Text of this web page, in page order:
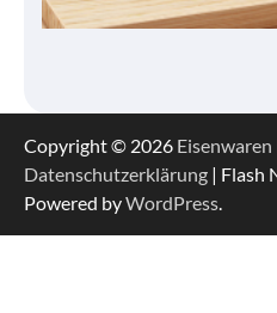
Copyright © 2026 Eisenwaren
Datenschutzerklärung | Flash
Powered byWordPress.